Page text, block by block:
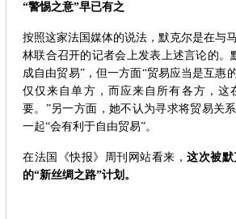
“警惕之意”早已有之
按照这家法国媒体的说法，默克尔是在与
林联合召开的记者会上发表上述言论的。
成自由贸易”，但一方面“贸易应当是互惠
仅仅来自单方，而应来自所有各方，这
要。”另一方面，她不认为寻求将贸易关
一起“会有利于自由贸易”。
在法国《快报》周刊网站看来，这次被默
的“新丝绸之路”计划。